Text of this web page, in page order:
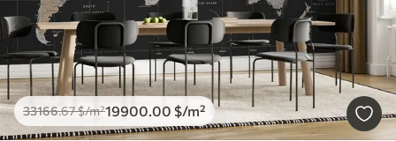
33166.67$/m²19900.00 $/m²